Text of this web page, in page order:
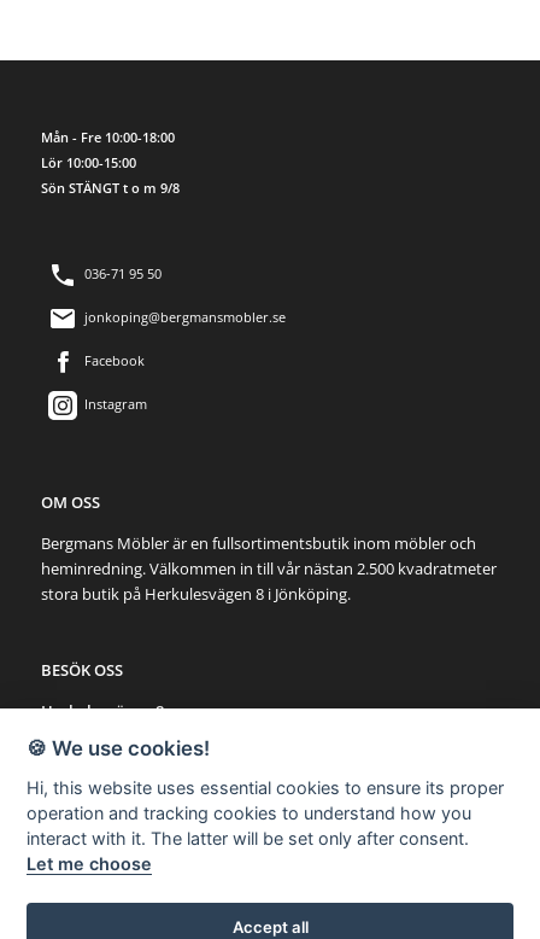
Mån - Fre 10:00-18:00
Lör 10:00-15:00
Sön STÄNGT t o m 9/8
036-71 95 50
jonkoping@bergmansmobler.se
Facebook
Instagram
OM OSS
Bergmans Möbler är en fullsortimentsbutik inom möbler och
heminredning. Välkommen in till vår nästan 2.500 kvadratmeter
stora butik på Herkulesvägen 8 i Jönköping.
BESÖK OSS
Herkulesvägen 8
553 03 Jönköping
Karta via Google Maps
SNABBLÄNKAR
Möbler
🍪 We use cookies!
Hi, this website uses essential cookies to ensure its proper
operation and tracking cookies to understand how you
interact with it. The latter will be set only after consent.
Let me choose
Accept all